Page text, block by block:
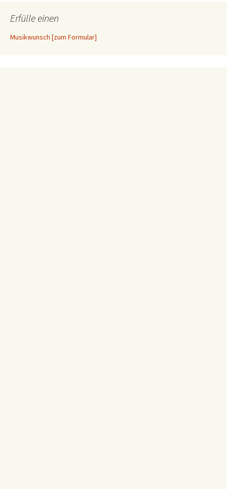
Erfülle einen
Musikwunsch [zum Formular]